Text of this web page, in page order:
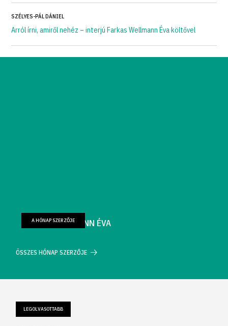
SZÉLYES-PÁL DÁNIEL
Arról írni, amiről nehéz – interjú Farkas Wellmann Éva költővel
FARKAS WELLMANN ÉVA
A HÓNAP SZERZŐJE
ÖSSZES HÓNAP SZERZŐJE
LEGOLVASOTTABB